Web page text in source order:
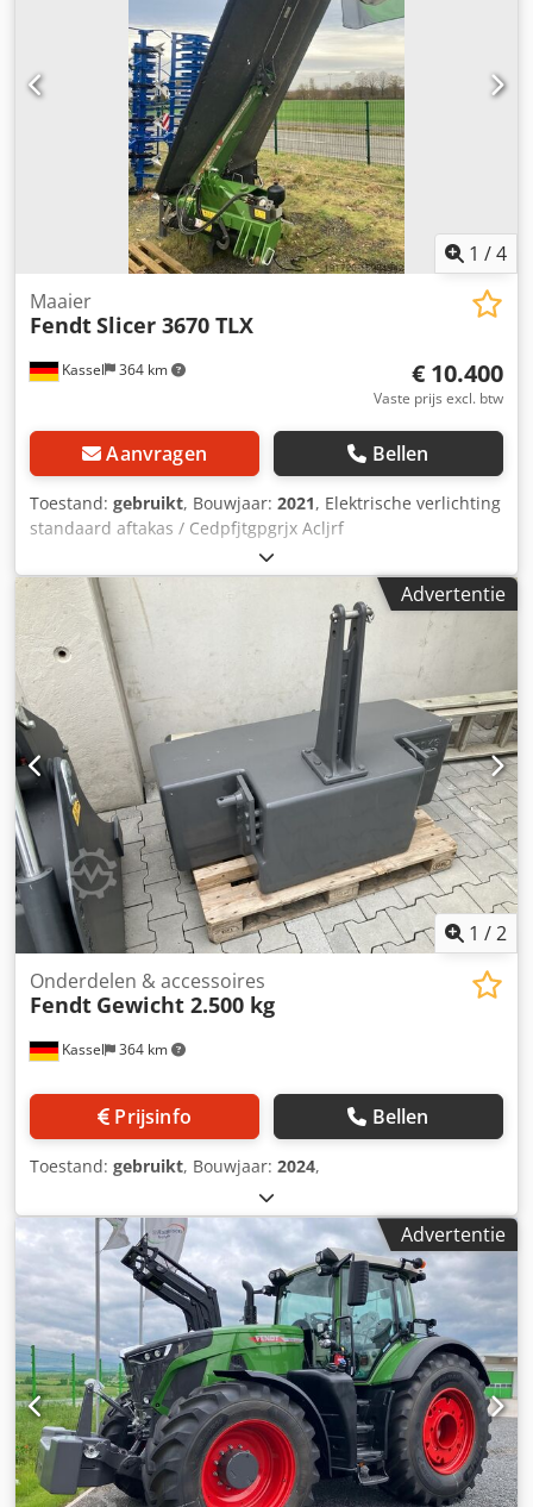
1 /4
Kassel 364 km
Maaier
FendtSlicer 3670 TLX
€ 10.400
Vaste prijs excl. btw
Aanvragen Bellen
Toestand: gebruikt, Bouwjaar: 2021, Elektrische verlichting
standaard aftakas / Cedpfjtgpgrjx Acljrf
Advertentie
1 /2
Kassel 364 km
Onderdelen & accessoires
Fendt Gewicht 2.500 kg
Prijsinfo Bellen
Toestand: gebruikt, Bouwjaar: 2024,
Advertentie